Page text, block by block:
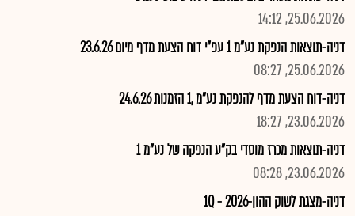
25.06.2026, 14:12
דניה-תוצאות הנפקת נע"מ 1 עפ"י דוח הצעת מדף מיום 23.6.26
25.06.2026, 08:27
דניה-דוח הצעת מדף להנפקת נע"מ ,1 הזמנות 24.6.26
23.06.2026, 18:27
דניה-תוצאות מכרז מוסדי בק"ע הנפקה של נע"מ 1
23.06.2026, 08:28
דניה-מצגת לשוק ההון-2026 - 1Q